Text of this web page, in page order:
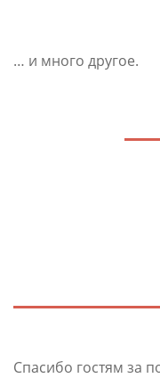
… и много другое.
Спасибо гостям за